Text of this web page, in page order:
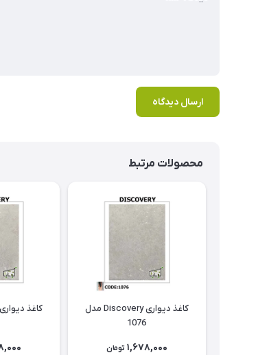
ارسال دیدگاه
محصولات مرتبط
کاغذ دیواری Discovery مدل
1076
1,678,000 تومان